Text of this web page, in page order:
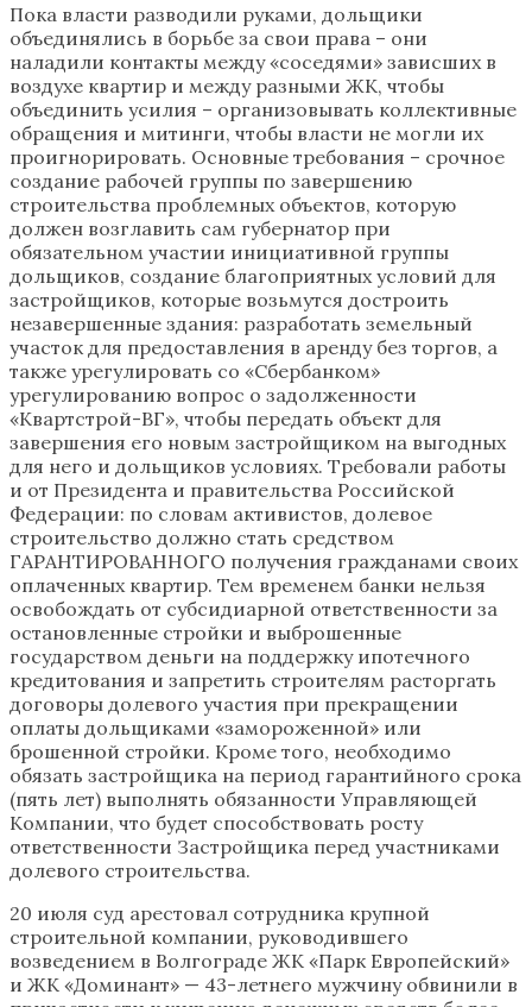
Пока власти разводили руками, дольщики
объединялись в борьбе за свои права – они
наладили контакты между «соседями» зависших в
воздухе квартир и между разными ЖК, чтобы
объединить усилия – организовывать коллективные
обращения и митинги, чтобы власти не могли их
проигнорировать. Основные требования – срочное
создание рабочей группы по завершению
строительства проблемных объектов, которую
должен возглавить сам губернатор при
обязательном участии инициативной группы
дольщиков, создание благоприятных условий для
застройщиков, которые возьмутся достроить
незавершенные здания: разработать земельный
участок для предоставления в аренду без торгов, а
также урегулировать со «Сбербанком»
урегулированию вопрос о задолженности
«Квартстрой-ВГ», чтобы передать объект для
завершения его новым застройщиком на выгодных
для него и дольщиков условиях. Требовали работы
и от Президента и правительства Российской
Федерации: по словам активистов, долевое
строительство должно стать средством
ГАРАНТИРОВАННОГО получения гражданами своих
оплаченных квартир. Тем временем банки нельзя
освобождать от субсидиарной ответственности за
остановленные стройки и выброшенные
государством деньги на поддержку ипотечного
кредитования и запретить строителям расторгать
договоры долевого участия при прекращении
оплаты дольщиками «замороженной» или
брошенной стройки. Кроме того, необходимо
обязать застройщика на период гарантийного срока
(пять лет) выполнять обязанности Управляющей
Компании, что будет способствовать росту
ответственности Застройщика перед участниками
долевого строительства.
20 июля суд арестовал сотрудника крупной
строительной компании, руководившего
возведением в Волгограде ЖК «Парк Европейский»
и ЖК «Доминант» — 43-летнего мужчину обвинили в